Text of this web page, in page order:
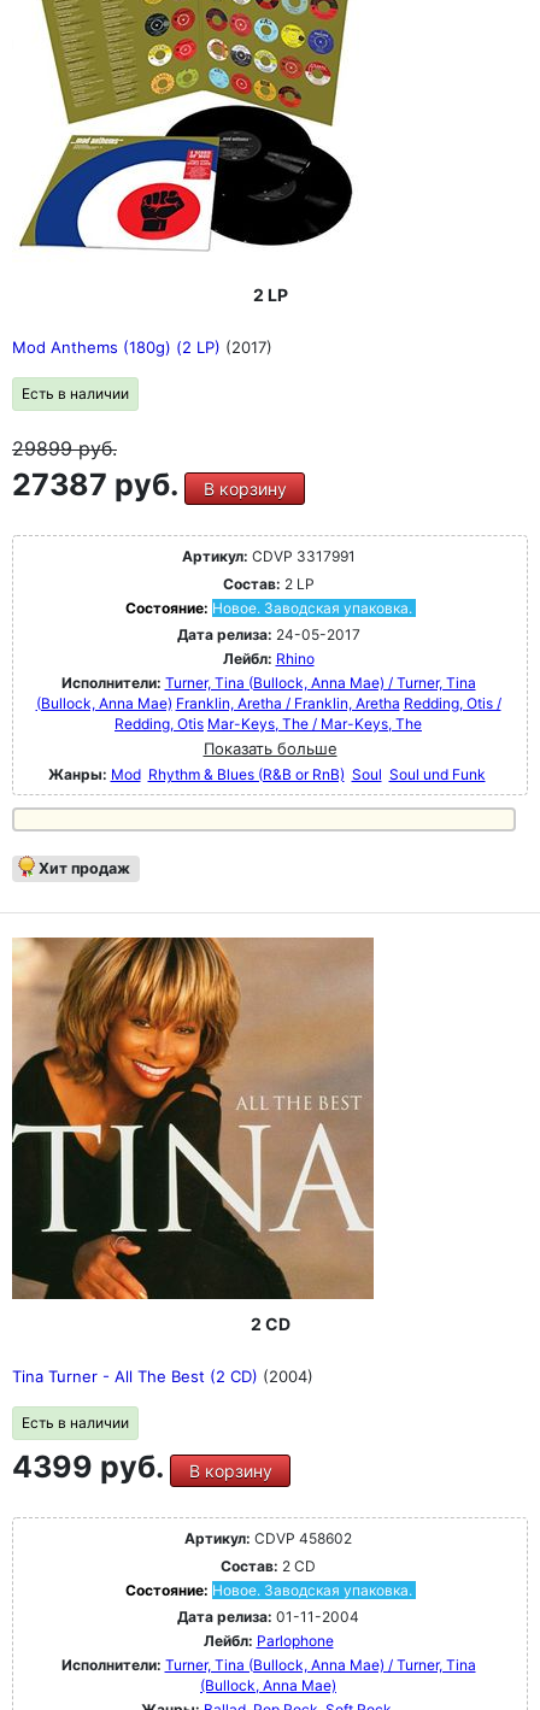
2 LP
Mod Anthems (180g) (2 LP) (2017)
Есть в наличии
29899руб.
27387 руб. В корзину
Артикул: CDVP 3317991
Состав: 2 LP
Состояние: Новое. Заводская упаковка.
Дата релиза: 24-05-2017
Лейбл: Rhino
Исполнители: Turner, Tina (Bullock, Anna Mae) / Turner, Tina
(Bullock, Anna Mae) Franklin, Aretha / Franklin, Aretha Redding, Otis /
Redding, Otis Mar-Keys, The / Mar-Keys, The
Показать больше
Жанры: Mod Rhythm & Blues (R&B or RnB) Soul Soul und Funk
Хит продаж
2 CD
Tina Turner - All The Best (2 CD) (2004)
Есть в наличии
4399 руб. В корзину
Артикул: CDVP 458602
Состав: 2 CD
Состояние: Новое. Заводская упаковка.
Дата релиза: 01-11-2004
Лейбл: Parlophone
Исполнители: Turner, Tina (Bullock, Anna Mae) / Turner, Tina
(Bullock, Anna Mae)